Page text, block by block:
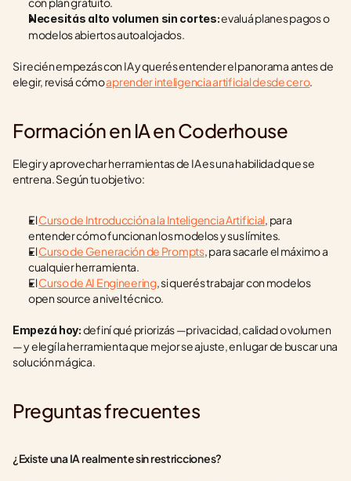
Necesitás alto volumen sin cortes: evaluá planes pagos o
modelos abiertos autoalojados.
Si recién empezás con IA y querés entender el panorama antes de
elegir, revisá cómo aprender inteligencia artificial desde cero.
Formación en IA en Coderhouse
Elegir y aprovechar herramientas de IA es una habilidad que se
entrena. Según tu objetivo:
El Curso de Introducción a la Inteligencia Artificial, para
entender cómo funcionan los modelos y sus límites.
El Curso de Generación de Prompts, para sacarle el máximo a
cualquier herramienta.
El Curso de AI Engineering, si querés trabajar con modelos
open source a nivel técnico.
Empezá hoy: definí qué priorizás —privacidad, calidad o volumen
— y elegí la herramienta que mejor se ajuste, en lugar de buscar una
solución mágica.
Preguntas frecuentes
¿Existe una IA realmente sin restricciones?